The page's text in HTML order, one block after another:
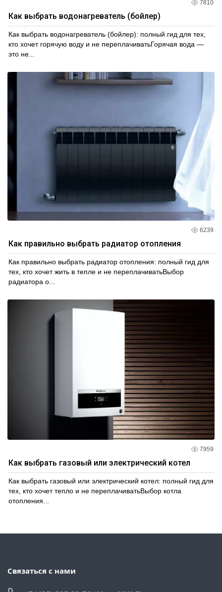
7810
Как выбрать водонагреватель (бойлер)
Как выбрать водонагреватель (бойлер): полный гид для тех,
кто хочет горячую воду и не переплачиватьГорячая вода —
это не...
6239
Как правильно выбрать радиатор отопления
Как правильно выбрать радиатор отопления: полный гид для
тех, кто хочет жить в тепле и не переплачиватьВыбор
радиатора о...
7959
Как выбрать газовый или электрический котел
Как выбрать газовый или электрический котел: полный гид для
тех, кто хочет тепло и не переплачиватьВыбор котла
отопления...
Связаться с нами